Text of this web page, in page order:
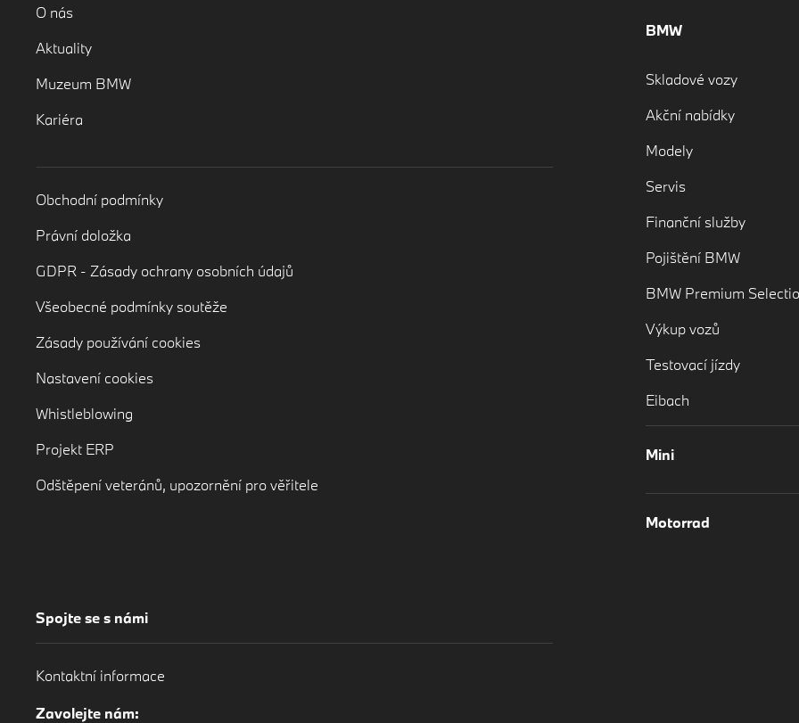
O nás
Aktuality
Muzeum BMW
Kariéra
Obchodní podmínky
Právní doložka
GDPR - Zásady ochrany osobních údajů
Všeobecné podmínky soutěže
Zásady používání cookies
Nastavení cookies
Whistleblowing
Projekt ERP
Odštěpení veteránů, upozornění pro věřitele
BMW
Skladové vozy
Akční nabídky
Modely
Servis
Finanční služby
Pojištění BMW
BMW Premium
Výkup vozů
Testovací jízdy
Eibach
Mini
Motorrad
Spojte se s námi
Kontaktní informace
Zavolejte nám: